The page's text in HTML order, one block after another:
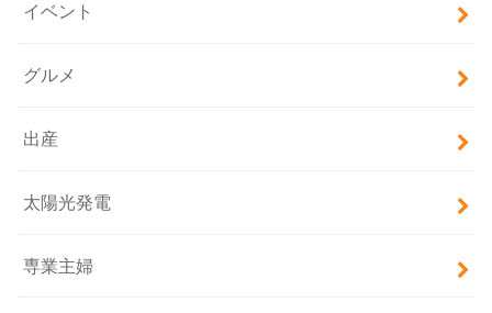
イベント
グルメ
出産
太陽光発電
専業主婦